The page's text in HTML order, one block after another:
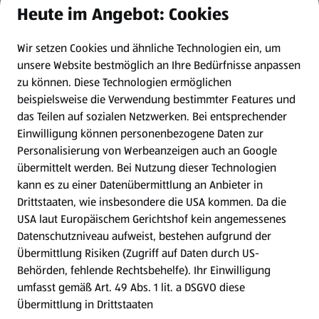
Newsletter
WhatsApp
Gewinnspiele
Mein HOFER. Meine Einkäufe.
Meine Meinung. Mein HOFER.
Gutscheingroßbestellung
(öffnet in einem neuen Tab)
Folge uns hier:
Jetzt die HOFER App downloaden
Heute im Angebot: Cookies
Wir setzen Cookies und ähnliche Technologien ein, um
unsere Website bestmöglich an Ihre Bedürfnisse anpassen
zu können. Diese Technologien ermöglichen
beispielsweise die Verwendung bestimmter Features und
das Teilen auf sozialen Netzwerken. Bei entsprechender
Einwilligung können personenbezogene Daten zur
Personalisierung von Werbeanzeigen auch an Google
übermittelt werden. Bei Nutzung dieser Technologien
kann es zu einer Datenübermittlung an Anbieter in
Drittstaaten, wie insbesondere die USA kommen. Da die
USA laut Europäischem Gerichtshof kein angemessenes
Datenschutzniveau aufweist, bestehen aufgrund der
Übermittlung Risiken (Zugriff auf Daten durch US-
Behörden, fehlende Rechtsbehelfe). Ihr Einwilligung
umfasst gemäß Art. 49 Abs. 1 lit. a DSGVO diese
Übermittlung in Drittstaaten